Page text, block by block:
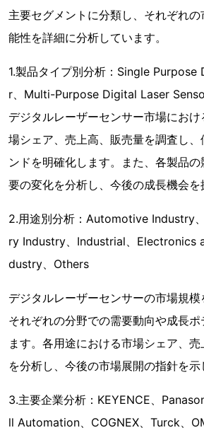
主要セグメントに分類し、それぞれ
能性を詳細に分析しています。
1.製品タイプ別分析：Single
r、Multi-Purpose Digital Laser
デジタルレーザーセンサー市場にお
場シェア、売上高、販売量を調査し
ンドを明確化します。また、各製品
要の変化を分析し、今後の成長機会を
2.用途別分析：Automotive Industry
ry Industry、Industrial、Electronics
dustry、Others
デジタルレーザーセンサーの市場規模
それぞれの分野での需要動向や成長
ます。各用途における市場シェア、
を分析し、今後の市場展開の指針を示
3.主要企業分析：KEYENCE、
ll Automation、COGNEX、Turck、